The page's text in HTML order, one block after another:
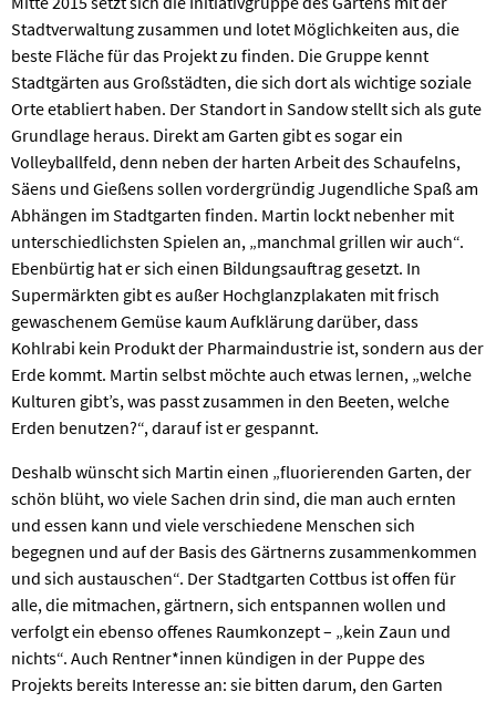
Stadtverwaltung zusammen und lotet Möglichkeiten aus, die
beste Fläche für das Projekt zu finden. Die Gruppe kennt
Stadtgärten aus Großstädten, die sich dort als wichtige soziale
Orte etabliert haben. Der Standort in Sandow stellt sich als gute
Grundlage heraus. Direkt am Garten gibt es sogar ein
Volleyballfeld, denn neben der harten Arbeit des Schaufelns,
Säens und Gießens sollen vordergründig Jugendliche Spaß am
Abhängen im Stadtgarten finden. Martin lockt nebenher mit
unterschiedlichsten Spielen an, „manchmal grillen wir auch“.
Ebenbürtig hat er sich einen Bildungsauftrag gesetzt. In
Supermärkten gibt es außer Hochglanzplakaten mit frisch
gewaschenem Gemüse kaum Aufklärung darüber, dass
Kohlrabi kein Produkt der Pharmaindustrie ist, sondern aus der
Erde kommt. Martin selbst möchte auch etwas lernen, „welche
Kulturen gibt’s, was passt zusammen in den Beeten, welche
Erden benutzen?“, darauf ist er gespannt.
Deshalb wünscht sich Martin einen „fluorierenden Garten, der
schön blüht, wo viele Sachen drin sind, die man auch ernten
und essen kann und viele verschiedene Menschen sich
begegnen und auf der Basis des Gärtnerns zusammenkommen
und sich austauschen“. Der Stadtgarten Cottbus ist offen für
alle, die mitmachen, gärtnern, sich entspannen wollen und
verfolgt ein ebenso offenes Raumkonzept – „kein Zaun und
nichts“. Auch Rentner*innen kündigen in der Puppe des
Projekts bereits Interesse an: sie bitten darum, den Garten